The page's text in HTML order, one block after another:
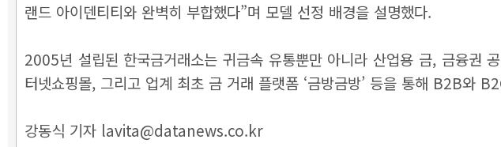
랜드 아이덴티티와 완벽히 부합했다”며 모델 선정 배경을 설명했다.
2005년 설립된 한국금거래소는 귀금속 유통뿐만 아니라 산업용 금, 금융권
터넷쇼핑몰, 그리고 업계 최초 금 거래 플랫폼 ‘금방금방’ 등을 통해 B2B와
강동식 기자 lavita@datanews.co.kr